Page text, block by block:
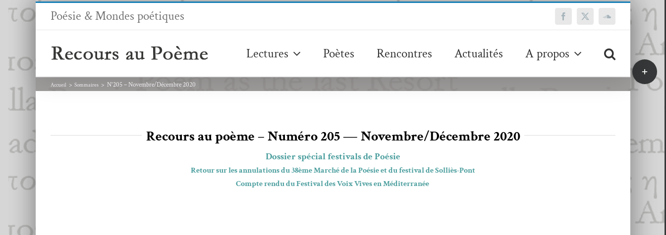
Passer
Poésie & Mondes poétiques Facebook
X SoundCloud
Lectures Poètes Rencontres Actualités A propos
Accueil Sommaires N°205 – Novembre/Décembre 2020
Recours au poème – Numéro 205 — Novembre/Décembre 2020
Dossier spé­cial fes­ti­vals de Poésie
Retour sur les annu­la­tions du 38ème Marché de la Poésie et du fes­ti­val de Solliès-Pont
Compte ren­du du Fes­ti­val des Voix Vives enMéditer­ranée
Bascule
de
la
barre